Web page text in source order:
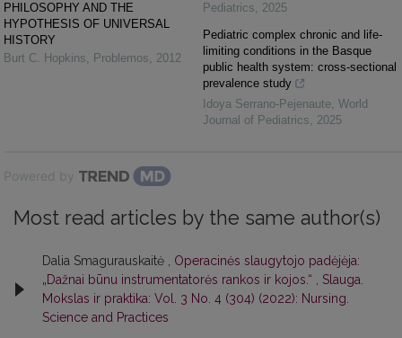
PHILOSOPHY AND THE
HYPOTHESIS OF UNIVERSAL
HISTORY
Burt C. Hopkins, Problemos, 2012
Pediatrics, 2025
Pediatric complex chronic and life-
limiting conditions in the Basque
public health system: cross-sectional
prevalence study
Idoya Serrano-Pejenaute, World
Journal of Pediatrics, 2025
Powered by
Most read articles by the same author(s)
Dalia Smagurauskaitė , Operacinės slaugytojo padėjėja:
„Dažnai būnu instrumentatorės rankos ir kojos.“ , Slauga.
Mokslas ir praktika: Vol. 3 No. 4 (304) (2022): Nursing.
Science and Practices